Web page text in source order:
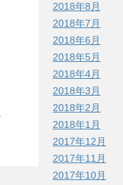
2018年8月
2018年7月
2018年6月
2018年5月
2018年4月
2018年3月
2018年2月
2018年1月
2017年12月
2017年11月
2017年10月